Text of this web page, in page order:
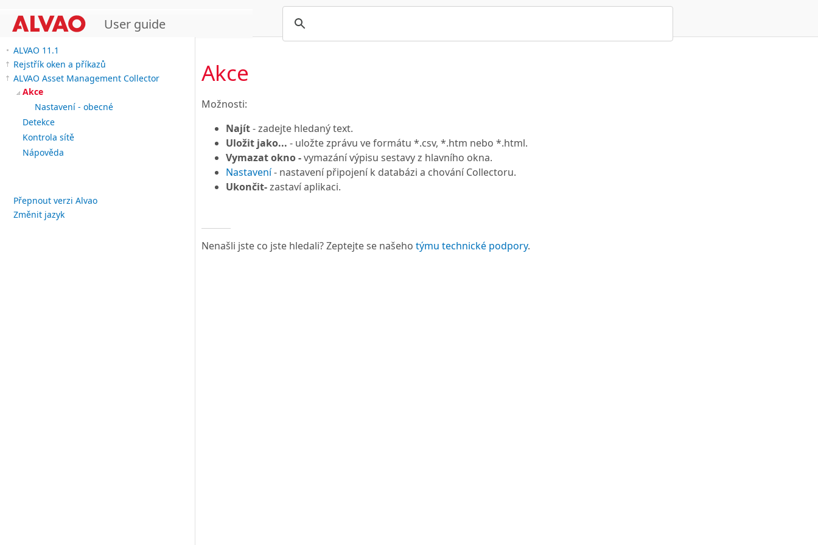
User guide
ALVAO 11.1
Rejstřík oken a příkazů
ALVAO Asset Management Collector
Akce
Nastavení - obecné
Detekce
Kontrola sítě
Nápověda
Přepnout verzi Alvao
Změnit jazyk
Akce
Možnosti:
Najít- zadejte hledaný text.
Uložit jako... - uložte zprávu ve formátu *.csv, *.htm nebo *.html.
Vymazat okno -vymazání výpisu sestavy z hlavního okna.
Nastavení- nastavení připojení k databázi a chování Collectoru.
Ukončit-zastaví aplikaci.
Nenašli jste co jste hledali? Zeptejte se našeho týmu technické podpory.